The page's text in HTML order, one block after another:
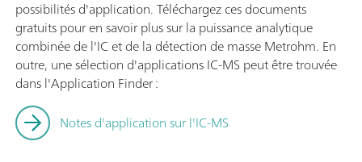
possibilités d'application. Téléchargez ces documents
gratuits pour en savoir plus sur la puissance analytique
combinée de l'IC et de la détection de masse Metrohm. En
outre, une sélection d'applications IC-MS peut être trouvée
dans l'Application Finder :
Notes d'application sur l'IC-MS